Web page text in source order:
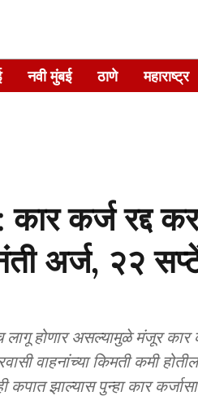
नवी मुंबई ठाणे महाराष्ट्र
कर्ज रद्द
अर्ज, २२
होणार असल्यामुळे मंजूर कार
वाहनांच्या किमती कमी
झाल्यास पुन्हा कार